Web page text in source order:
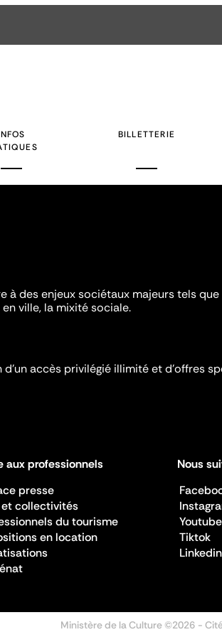
BILLETTERIE
des enjeux sociétaux majeurs tels
ville, la mixité sociale.
accès privilégié illimité et d’offres
aux professionnels
presse
et collectivités
du tourisme
en location
Nous
Youtube
Tiktok
Linkedin
Ministère de la Culture ©2026 -